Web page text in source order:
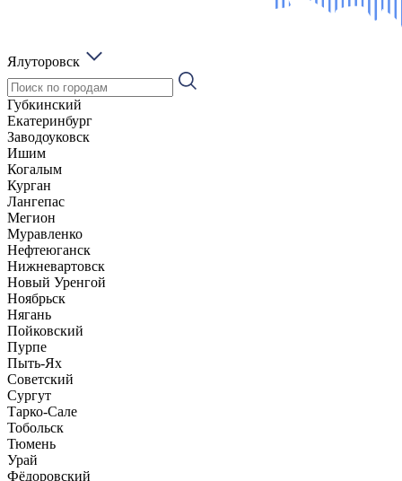
Ялуторовск
Губкинский
Екатеринбург
Заводоуковск
Ишим
Когалым
Курган
Лангепас
Мегион
Муравленко
Нефтеюганск
Нижневартовск
Новый Уренгой
Ноябрьск
Нягань
Пойковский
Пурпе
Пыть-Ях
Советский
Сургут
Тарко-Сале
Тобольск
Тюмень
Урай
Фёдоровский